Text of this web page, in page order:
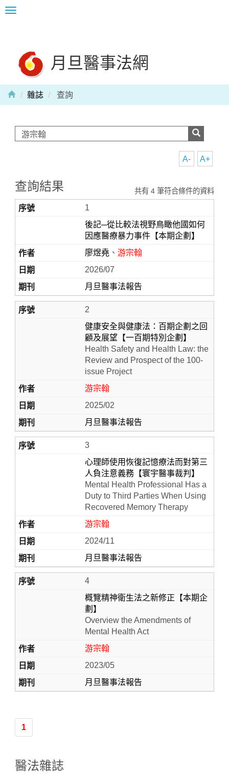
Toggle
月旦醫事法網
雜誌 查詢
A+
A-
查詢結果 共有 4 筆符合條件的資料
1
後記─從比較法視野鳥瞰他國如何
因應醫療暴力事件【本期企劃】
廖煜堯、 游宗翰
2026/07
月旦醫事法報告
2
健康安全與健康法：百期企劃之回
顧及展望【一百期特別企劃】
Health Safety and Health Law: the
Review and Prospect of the 100-
issue Project
游宗翰
2025/02
月旦醫事法報告
3
心理師使用恢復記憶療法而對第三
人負注意義務【寰宇醫事裁判】
Mental Health Professional Has a
Duty to Third Parties When Using
Recovered Memory Therapy
游宗翰
2024/11
月旦醫事法報告
4
概覽精神衛生法之新修正【本期企
劃】
Overview the Amendments of
Mental Health Act
游宗翰
2023/05
月旦醫事法報告
1
醫法雜誌